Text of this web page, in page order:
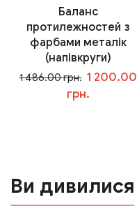
Баланс
протилежностей з
фарбами металік
(напівкруги)
1 486.00 грн. 1 200.00
грн.
Ви дивилися